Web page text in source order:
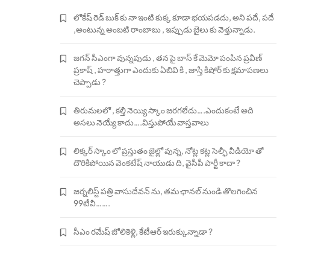
లోకేష్ రెడ్ బుక్ కు నా ఇంటి కుక్క కూడా భయపడదు, అని పదే, పదే
,అంటున్న అంబటి రాంబాబు , ఇప్పుడు జైలు కు వెళ్తున్నాడు.
జగన్ సీఎంగా వున్నపుడు , తన పై బాస్ కే మెమో పంపిన ప్రవీణ్
ప్రకాష్ , హఠాత్తుగా ఎందుకు ఏబివి కి , జాస్తి కిషోర్ కు క్షమాపణలు
చెప్పాడు ?
తిరుమలలో , కల్తీ నెయ్యి స్కాం జరగలేదు….ఎందుకంటే అది
అసలు నెయ్యే కాదు….విస్తుపోయే వాస్తవాలు
లిక్కర్ స్కాం లో ప్రస్తుతం జైల్లో వున్న, నోట్ల కట్ల సెల్ఫీ వీడియో తో
దొరికిపోయిన వెంకటేష్ నాయుడు ది, వైసీపీ పార్టీ కాదా ?
జర్నలిస్ట్ పత్రి వాసుదేవన్ ను, తమ ఛానల్ నుండి తొలగించిన
99టీవీ…….
సీఎం రమేష్ జోలికెళ్లి, కేటీఆర్ ఇరుక్కున్నాడా ?